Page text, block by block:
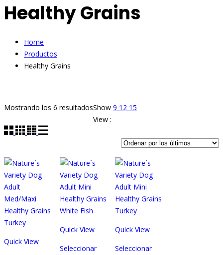
Healthy Grains
Home
Productos
Healthy Grains
Mostrando los 6 resultadosOrdenado
por
Show 9 12 15
View :
Quick View
Quick View
Seleccionar
Quick View
Seleccionar